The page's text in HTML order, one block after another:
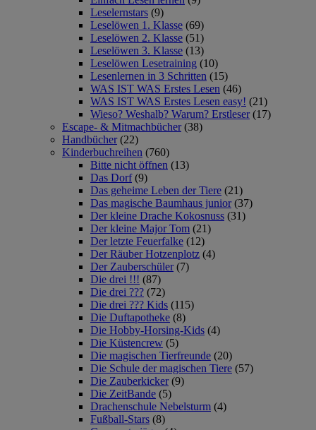
Leselernstars (9)
Leselöwen 1. Klasse (69)
Leselöwen 2. Klasse (51)
Leselöwen 3. Klasse (13)
Leselöwen Lesetraining (10)
Lesenlernen in 3 Schritten (15)
WAS IST WAS Erstes Lesen (46)
WAS IST WAS Erstes Lesen easy! (21)
Wieso? Weshalb? Warum? Erstleser (17)
Escape- & Mitmachbücher (38)
Handbücher (22)
Kinderbuchreihen (760)
Bitte nicht öffnen (13)
Das Dorf (9)
Das geheime Leben der Tiere (21)
Das magische Baumhaus junior (37)
Der kleine Drache Kokosnuss (31)
Der kleine Major Tom (21)
Der letzte Feuerfalke (12)
Der Räuber Hotzenplotz (4)
Der Zauberschüler (7)
Die drei !!! (87)
Die drei ??? (72)
Die drei ??? Kids (115)
Die Duftapotheke (8)
Die Hobby-Horsing-Kids (4)
Die Küstencrew (5)
Die magischen Tierfreunde (20)
Die Schule der magischen Tiere (57)
Die Zauberkicker (9)
Die ZeitBande (5)
Drachenschule Nebelsturm (4)
Fußball-Stars (8)